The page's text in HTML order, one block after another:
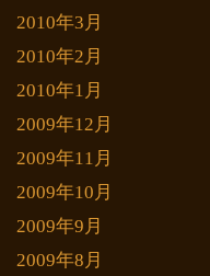
2010年3月
2010年2月
2010年1月
2009年12月
2009年11月
2009年10月
2009年9月
2009年8月